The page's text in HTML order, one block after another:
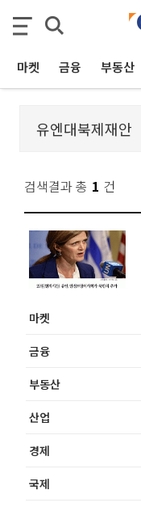
마켓 금융 부동산
검색결과 총 1 건
마켓
금융
부동산
산업
경제
국제